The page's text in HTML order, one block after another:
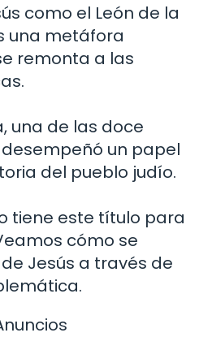
como el León de la
una metáfora
remonta a las
una de las doce
un papel
del pueblo judío.
tiene este título para
cómo se
Jesús a través de